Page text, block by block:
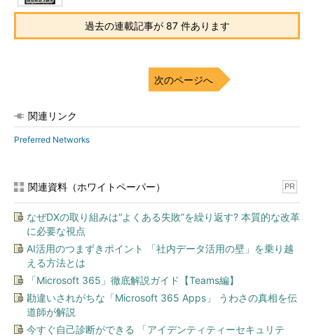
過去の連載記事が 87 件あります
次のページへ
関連リンク
Preferred Networks
関連資料（ホワイトペーパー） PR
なぜDXの取り組みは“よくある失敗”を繰り返す? 本質的な改革
に必要な視点
AI活用のつまずきポイント 「社内データ活用の壁」を乗り越
える方法とは
「Microsoft 365」徹底解説ガイド【Teams編】
勘違いされがちな「Microsoft 365 Apps」 うわさの真相を伝
道師が解説
今すぐ自己診断ができる 「アイデンティティーセキュリテ